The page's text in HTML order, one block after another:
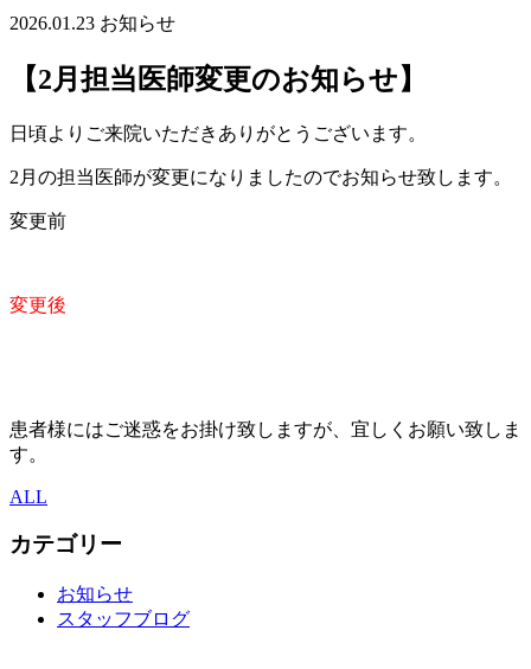
2026.01.23 お知らせ
【2月担当医師変更のお知らせ】
日頃よりご来院いただきありがとうございます。
2月の担当医師が変更になりましたのでお知らせ致します。
変更前
変更後
患者様にはご迷惑をお掛け致しますが、宜しくお願い致しま
す。
ALL
カテゴリー
お知らせ
スタッフブログ